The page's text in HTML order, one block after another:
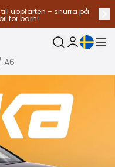
uppfarten –snurra på
för barn!
Min Saka
Nuvarande
A6